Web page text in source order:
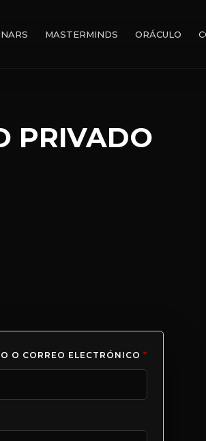
MASTERMINDS ORÁCULO
PRIVADO
O CORREO ELECTRÓNICO *